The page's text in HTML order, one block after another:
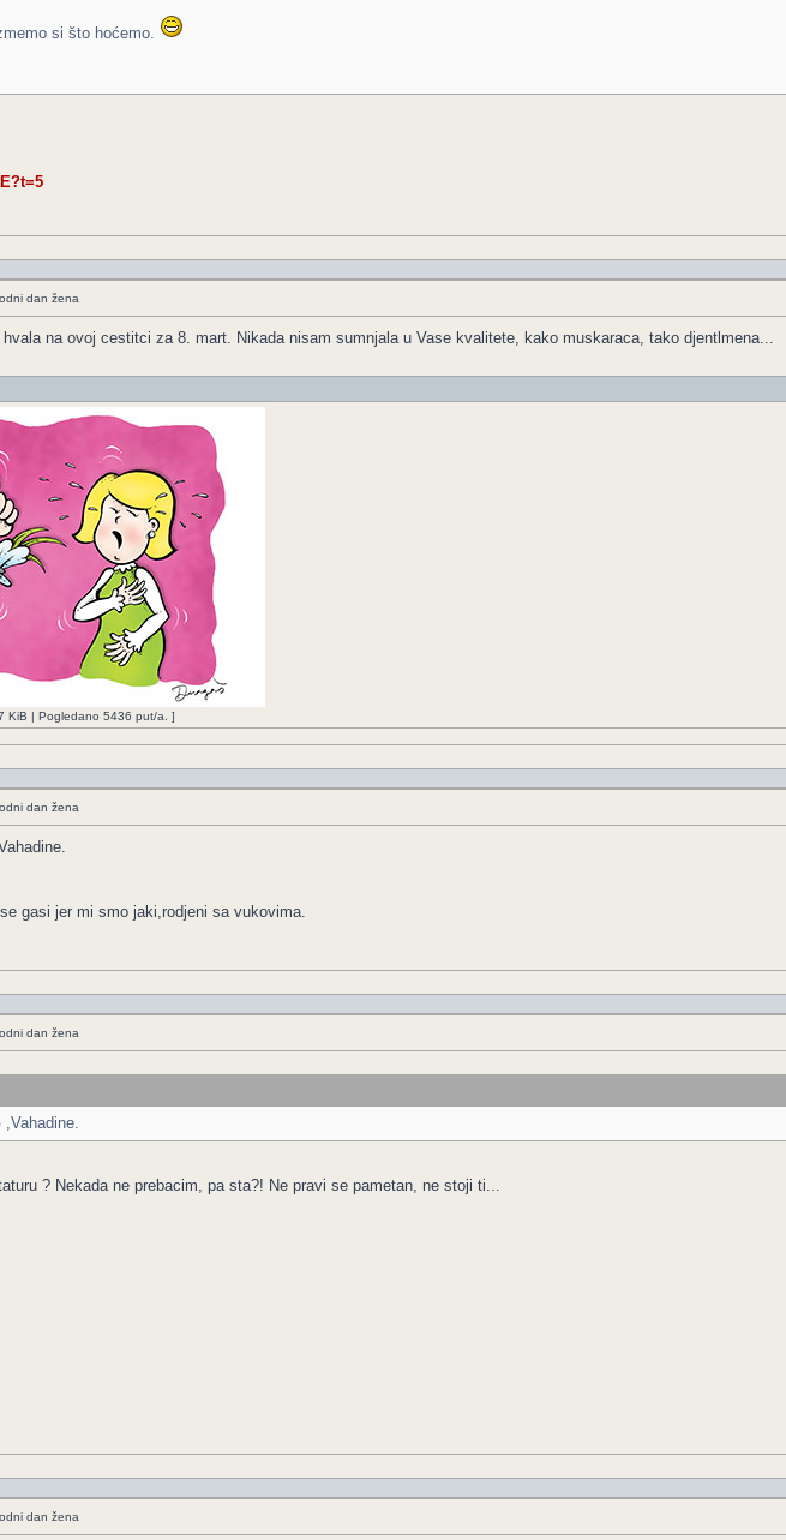
si što hoćemo.
dan žena
na ovoj cestitci za 8. mart. Nikada nisam sumnjala u Vase kvalitete, kako muskaraca, tako djentlmena...
KiB | Pogledano 5436 put/a. ]
dan žena
gasi jer mi smo jaki,rodjeni sa vukovima.
dan žena
? Nekada ne prebacim, pa sta?! Ne pravi se pametan, ne stoji ti...
dan žena